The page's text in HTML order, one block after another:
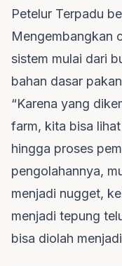
Petelur Terpadu
Mengembangkan
sistem mulai dari
bahan dasar
“Karena yang
farm, kita bisa
hingga proses
pengolahannya,
menjadi nugget,
menjadi tepung
bisa diolah